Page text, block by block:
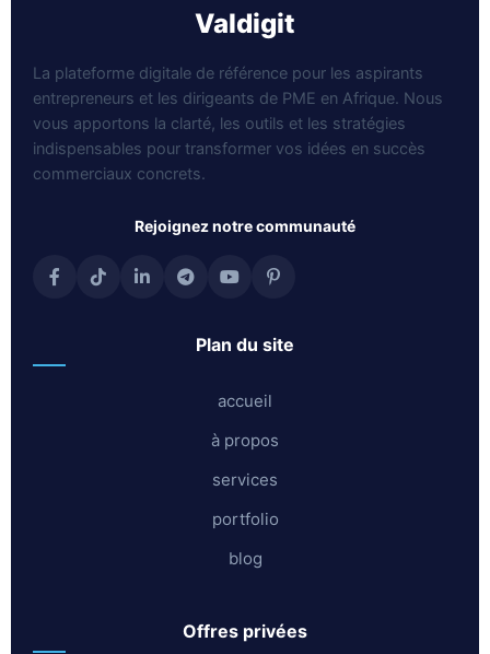
valdigit
La plateforme digitale de référence pour les aspirants
entrepreneurs et les dirigeants de PME en Afrique. Nous
vous apportons la clarté, les outils et les stratégies
indispensables pour transformer vos idées en succès
commerciaux concrets.
rejoignez notre communauté
plan du site
accueil
à propos
services
portfolio
blog
offres privées